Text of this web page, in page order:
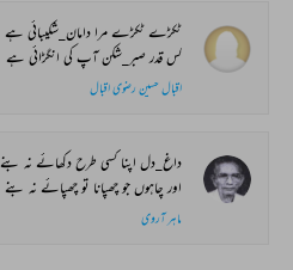
ٹکڑے ٹکڑے مرا دامان_شکیبائی ہے
کس قدر صبر_شکن آپ کی انگڑائی ہے
اقبال حسین رضوی اقبال
داغ_دل اپنا کسی طرح دکھائے نہ بنے
اور چاہوں جو چھپانا تو چھپائے نہ بنے
ماہر آروی